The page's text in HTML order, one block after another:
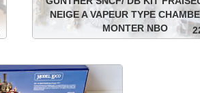
NEIGE A VAPEUR TYPE
MONTER NBO
emballage d'origine.
Details